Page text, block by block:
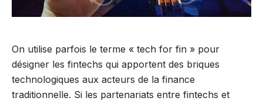
On utilise parfois le terme « tech for fin » pour
désigner les fintechs qui apportent des briques
technologiques aux acteurs de la finance
traditionnelle. Si les partenariats entre fintechs et